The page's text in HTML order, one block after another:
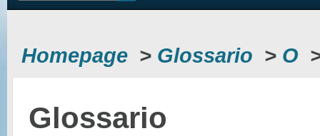
Homepage > Glossario > O
Glossario